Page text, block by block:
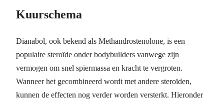
Kuurschema
Dianabol, ook bekend als Methandrostenolone, is een
populaire steroïde onder bodybuilders vanwege zijn
vermogen om snel spiermassa en kracht te vergroten.
Wanneer het gecombineerd wordt met andere steroïden,
kunnen de effecten nog verder worden versterkt. Hieronder